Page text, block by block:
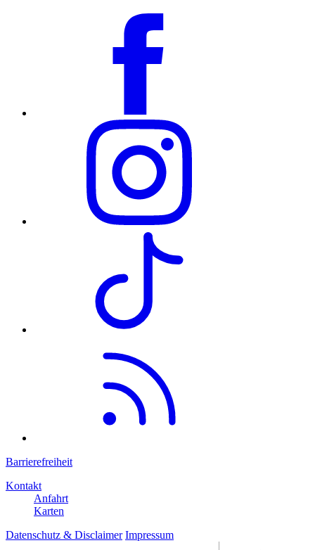
Barrierefreiheit
Kontakt
Anfahrt
Karten
Datenschutz & Disclaimer Impressum